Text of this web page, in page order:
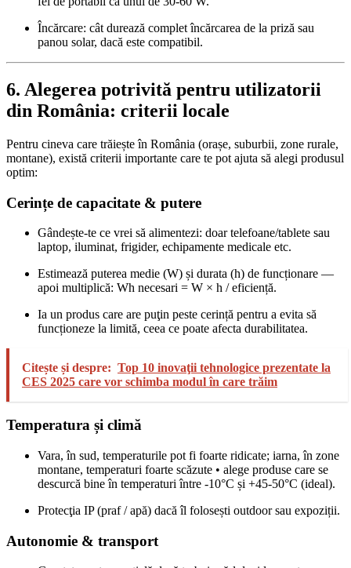
Încărcare: cât durează complet încărcarea de la priză sau
panou solar, dacă este compatibil.
6. Alegerea potrivită pentru utilizatorii
din România: criterii locale
Pentru cineva care trăiește în România (orașe, suburbii, zone rurale,
montane), există criterii importante care te pot ajuta să alegi produsul
optim:
Cerințe de capacitate & putere
Gândește‑te ce vrei să alimentezi: doar telefoane/tablete sau
laptop, iluminat, frigider, echipamente medicale etc.
Estimează puterea medie (W) și durata (h) de funcționare —
apoi multiplică: Wh necesari = W × h / eficiență.
Ia un produs care are puţin peste cerință pentru a evita să
funcționeze la limită, ceea ce poate afecta durabilitatea.
Citește și despre: Top 10 inovaţii tehnologice prezentate la
CES 2025 care vor schimba modul în care trăim
Temperatura și climă
Vara, în sud, temperaturile pot fi foarte ridicate; iarna, în zone
montane, temperaturi foarte scăzute • alege produse care se
descurcă bine în temperaturi între ‑10°C și +45‑50°C (ideal).
Protecţia IP (praf / apă) dacă îl folosești outdoor sau expoziții.
Autonomie & transport